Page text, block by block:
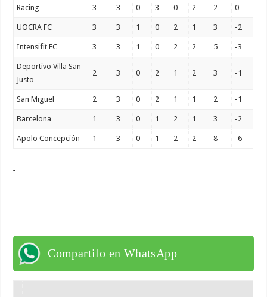
Racing 3 3 0 3 0 2 2 0
UOCRA FC 3 3 1 0 2 1 3 -2
Intensifit FC 3 3 1 0 2 2 5 -3
Deportivo Villa San
Justo
2 3 0 2 1 2 3 -1
San Miguel 2 3 0 2 1 1 2 -1
Barcelona 1 3 0 1 2 1 3 -2
Apolo Concepción 1 3 0 1 2 2 8 -6
Compartilo en WhatsApp